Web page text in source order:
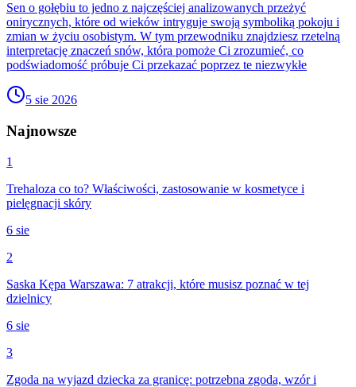
Sen o gołębiu to jedno z najczęściej analizowanych przeżyć
onirycznych, które od wieków intryguje swoją symboliką pokoju i
zmian w życiu osobistym. W tym przewodniku znajdziesz rzetelną
interpretację znaczeń snów, która pomoże Ci zrozumieć, co
podświadomość próbuje Ci przekazać poprzez te niezwykłe
5 sie 2026
Najnowsze
1
Trehaloza co to? Właściwości, zastosowanie w kosmetyce i
pielęgnacji skóry
6 sie
2
Saska Kępa Warszawa: 7 atrakcji, które musisz poznać w tej
dzielnicy
6 sie
3
Zgoda na wyjazd dziecka za granicę: potrzebna zgoda, wzór i